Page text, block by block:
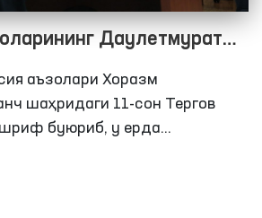
Даулетмурат
учрашувида
аъзолари Хоразм
шаҳридаги 11-сон Тергов
буюриб, у ерда
фойдаланиш ҳамда
қариндошлари билан қисқа